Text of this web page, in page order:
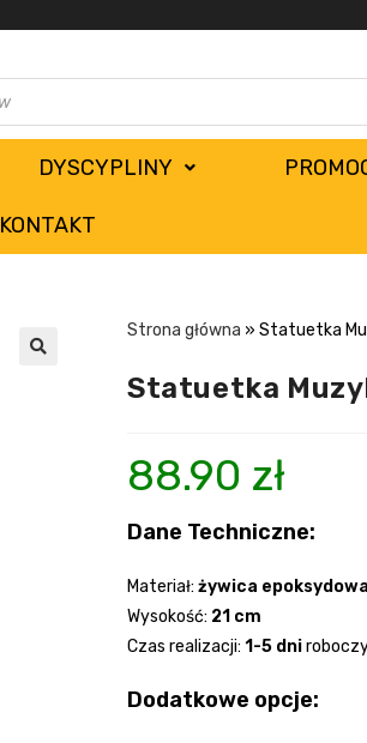
DYSCYPLINY
KONTAKT
Strona główna » Statuetka
Statuetka
88.90 zł
Dane Techniczne:
Materiał: żywica
Wysokość: 21 cm
Czas realizacji: 1-5 dni
Dodatkowe opcje: